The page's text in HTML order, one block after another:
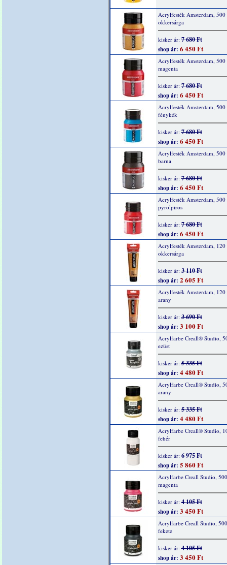
Acrylfesték Amsterdam, 500
okkersárga
kisker ár:7 680 Ft
shop ár: 6 450 Ft
Acrylfesték Amsterdam, 500
magenta
kisker ár:7 680 Ft
shop ár: 6 450 Ft
Acrylfesték Amsterdam, 500
fénykék
kisker ár:7 680 Ft
shop ár: 6 450 Ft
Acrylfesték Amsterdam, 500
barna
kisker ár:7 680 Ft
shop ár: 6 450 Ft
Acrylfesték Amsterdam, 500
pyrolpiros
kisker ár:7 680 Ft
shop ár: 6 450 Ft
Acrylfesték Amsterdam, 120
okkersárga
kisker ár:3 110 Ft
shop ár: 2 605 Ft
Acrylfesték Amsterdam, 120
arany
kisker ár:3 690 Ft
shop ár: 3 100 Ft
Acrylfarbe Creall® Studio,
ezüst
kisker ár:5 335 Ft
shop ár: 4 480 Ft
Acrylfarbe Creall® Studio,
arany
kisker ár:5 335 Ft
shop ár: 4 480 Ft
Acrylfarbe Creall® Studio,
fehér
kisker ár:6 975 Ft
shop ár: 5 860 Ft
Acrylfarbe Creall Studio,
magenta
kisker ár:4 105 Ft
shop ár: 3 450 Ft
Acrylfarbe Creall Studio,
fekete
kisker ár:4 105 Ft
shop ár: 3 450 Ft